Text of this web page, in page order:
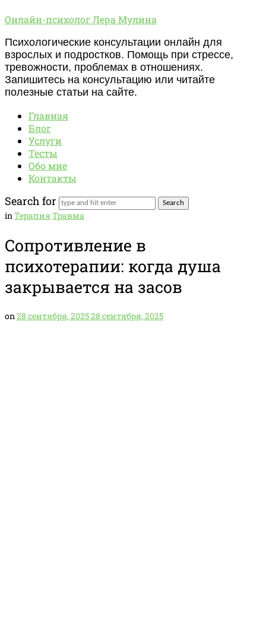
Онлайн-
Лера
Мулина
Онлайн-психолог Лера Мулина
Психологические консультации онлайн для
взрослых и подростков. Помощь при стрессе,
тревожности, проблемах в отношениях.
Запишитесь на консультацию или читайте
полезные статьи на сайте.
Главная
Блог
Услуги
Тесты
Обо мне
Контакты
Search for
inТерапияТравма
Сопротивление в
психотерапии: когда душа
закрывается на засов
on28 сентября, 202528 сентября, 2025